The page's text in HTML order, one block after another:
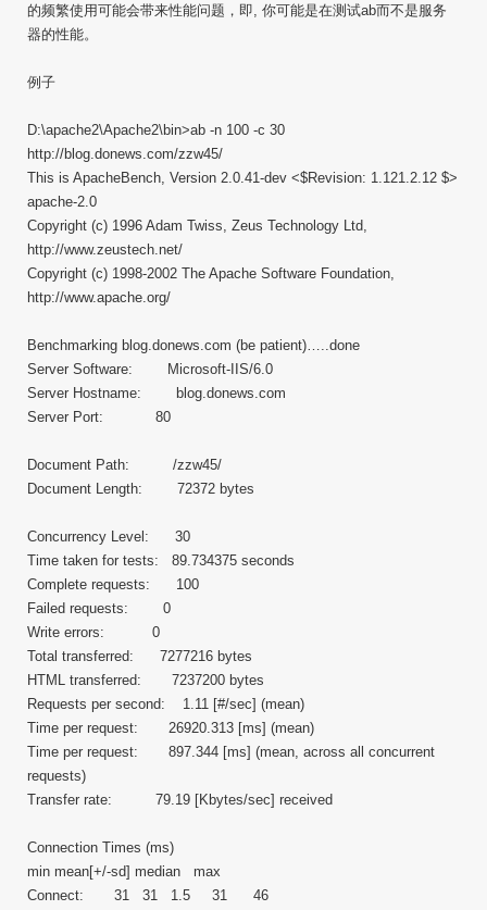
的频繁使用可能会带来性能问题，即, 你可能是在测试ab而不是服务
器的性能。
例子
D:\apache2\Apache2\bin>ab -n 100 -c 30
http://blog.donews.com/zzw45/
This is ApacheBench, Version 2.0.41-dev <$Revision: 1.121.2.12 $>
apache-2.0
Copyright (c) 1996 Adam Twiss, Zeus Technology Ltd,
http://www.zeustech.net/
Copyright (c) 1998-2002 The Apache Software Foundation,
http://www.apache.org/
Benchmarking blog.donews.com (be patient)…..done
Server Software: Microsoft-IIS/6.0
Server Hostname: blog.donews.com
Server Port: 80
Document Path: /zzw45/
Document Length: 72372 bytes
Concurrency Level: 30
Time taken for tests: 89.734375 seconds
Complete requests: 100
Failed requests: 0
Write errors: 0
Total transferred: 7277216 bytes
HTML transferred: 7237200 bytes
Requests per second: 1.11 [#/sec] (mean)
Time per request: 26920.313 [ms] (mean)
Time per request: 897.344 [ms] (mean, across all concurrent
requests)
Transfer rate: 79.19 [Kbytes/sec] received
Connection Times (ms)
min mean[+/-sd] median max
Connect: 31 31 1.5 31 46